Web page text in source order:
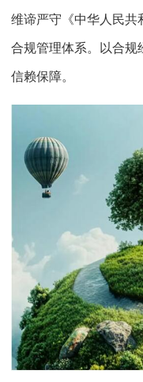
维谛严守《中华人民共
合规管理体系。以合规
信赖保障。